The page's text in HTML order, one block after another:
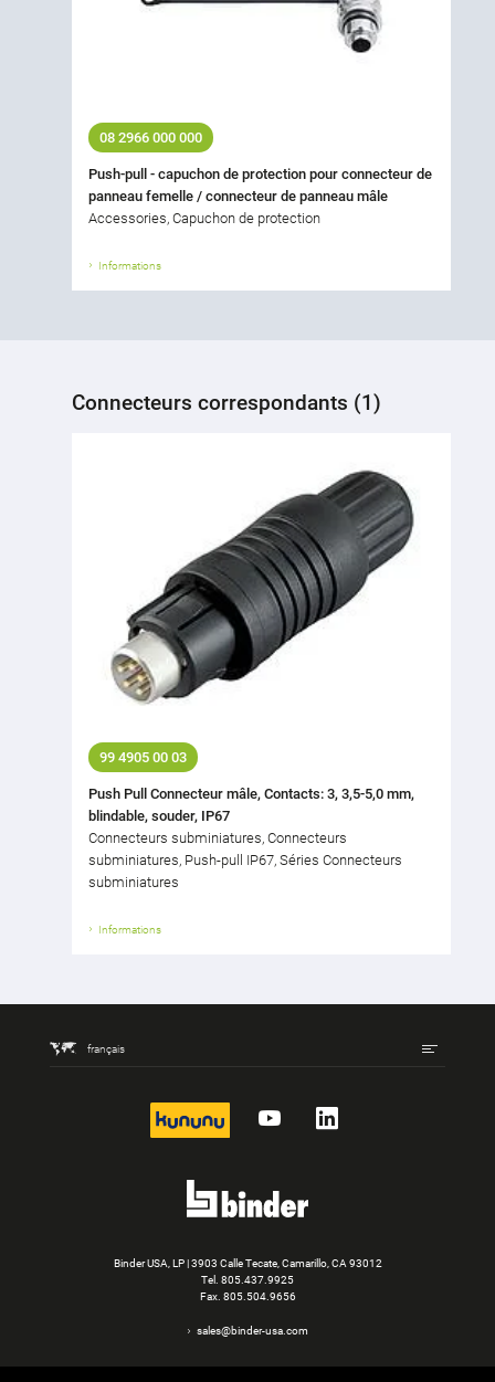
08 2966 000 000
Push-pull - capuchon de protection pour connecteur de
panneau femelle / connecteur de panneau mâle
Accessories, Capuchon de protection
Informations
Connecteurs correspondants (1)
99 4905 00 03
Push Pull Connecteur mâle, Contacts: 3, 3,5-5,0 mm,
blindable, souder, IP67
Connecteurs subminiatures, Connecteurs
subminiatures, Push-pull IP67, Séries Connecteurs
subminiatures
Informations
français
kununu YouTubeLinkedIn
Binder USA, LP | 3903 Calle Tecate, Camarillo, CA 93012
Tel. 805.437.9925
Fax. 805.504.9656
sales@binder-usa.com